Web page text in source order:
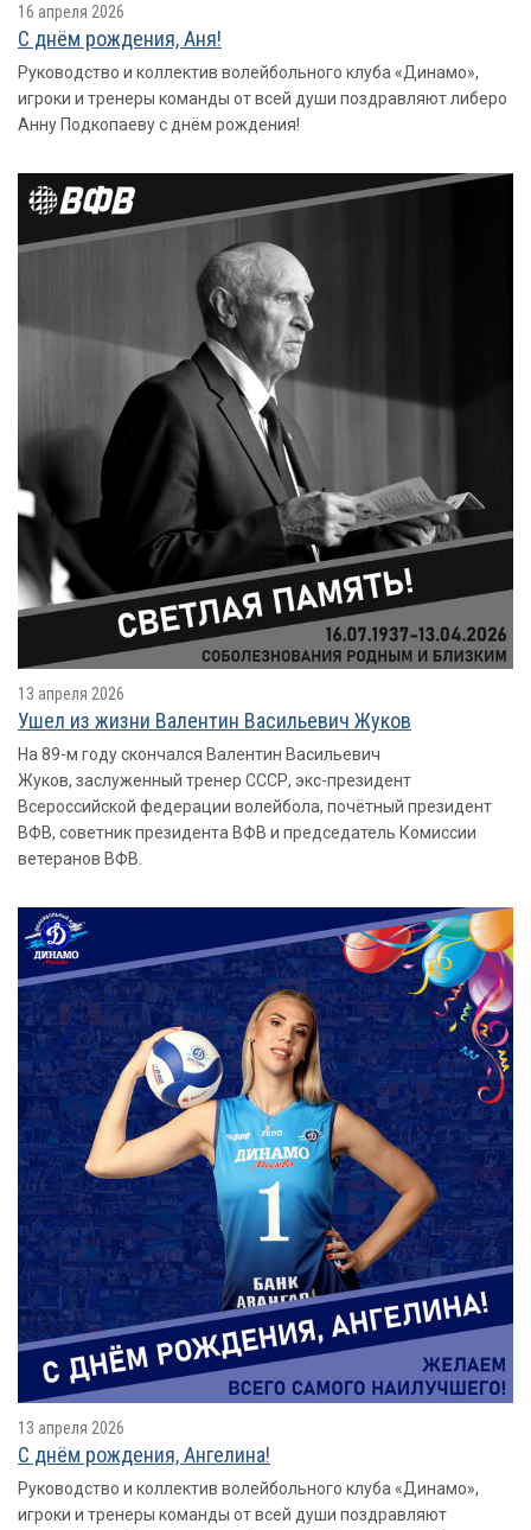
16 апреля 2026
С днём рождения, Аня!
Руководство и коллектив волейбольного клуба «Динамо»,
игроки и тренеры команды от всей души поздравляют либеро
Анну Подкопаеву с днём рождения!
13 апреля 2026
Ушел из жизни Валентин Васильевич Жуков
На 89-м году скончался Валентин Васильевич
Жуков, заслуженный тренер СССР, экс-президент
Всероссийской федерации волейбола, почётный президент
ВФВ, советник президента ВФВ и председатель Комиссии
ветеранов ВФВ.
13 апреля 2026
С днём рождения, Ангелина!
Руководство и коллектив волейбольного клуба «Динамо»,
игроки и тренеры команды от всей души поздравляют